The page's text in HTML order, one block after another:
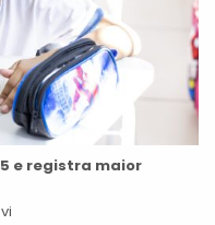
e registra maior